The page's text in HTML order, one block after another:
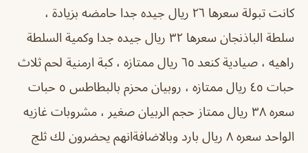
كانت تبولة سعرها ٢٦ ريال جيده جدا حامضه بزيادة ،
سلطة الباذنجان سعرها ٣٢ ريال جيده جدا وكمية السلطة
راهيه ، صيادية كنعد ٦٥ ريال ممتازه ، كبة ارمنية لحم ثلاث
حبات ٤٥ ريال ممتازه ، روبيان محزم بالبطاطس ٥ حبات
سعره ٣٨ ريال ممتاز حجم الربيان صغير ، مشروبات غازيه
الواحد سعره ٨ ريال بارد وبالاضافةانهم يحضرون لك ثلج